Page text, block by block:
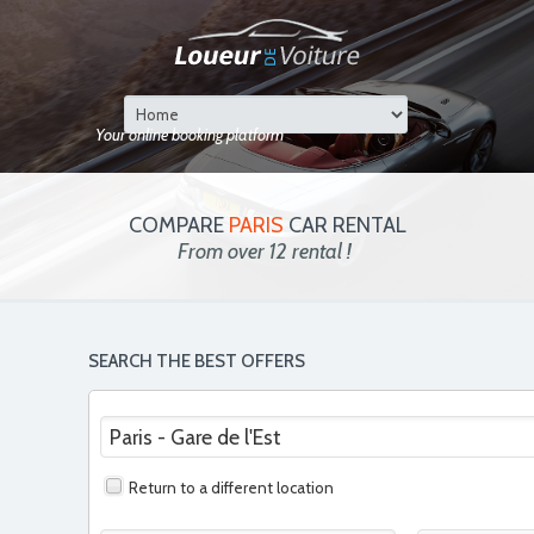
Your online booking platform
COMPARE PARIS CAR RENTAL
From over 12 rental !
SEARCH THE BEST OFFERS
Return to a different location